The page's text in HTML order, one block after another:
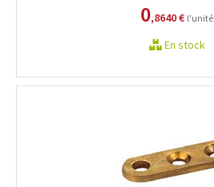
0,8640 € l'unité
En stock